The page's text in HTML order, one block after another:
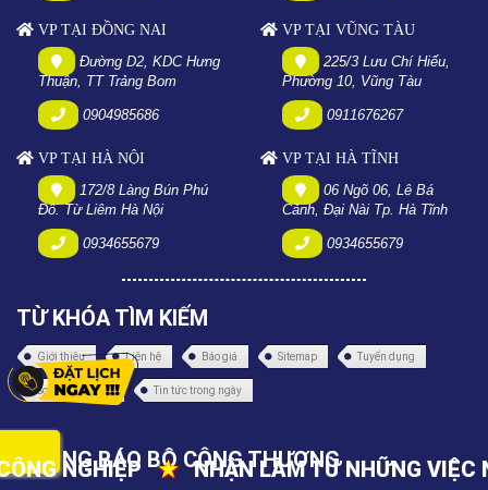
VP TẠI ĐỒNG NAI
Đường D2, KDC Hưng
Thuận, TT Trảng Bom
0904985686
VP TẠI VŨNG TÀU
225/3 Lưu Chí Hiếu,
Phường 10, Vũng Tàu
0911676267
VP TẠI HÀ NỘI
172/8 Làng Bún Phú
Đô. Từ Liêm Hà Nội
0934655679
VP TẠI HÀ TĨNH
06 Ngõ 06, Lê Bá
Cảnh, Đại Nài Tp. Hà Tĩnh
0934655679
TỪ KHÓA TÌM KIẾM
Giới thiệu Liên hệ Báo giá Sitemap Tuyển dụng
Sơ đồ trang web Tin tức trong ngày
THÔNG BÁO BỘ CÔNG THƯƠNG
LÀM TỪ NHỮNG VIỆC NHỎ NHẤT ★ CUNG